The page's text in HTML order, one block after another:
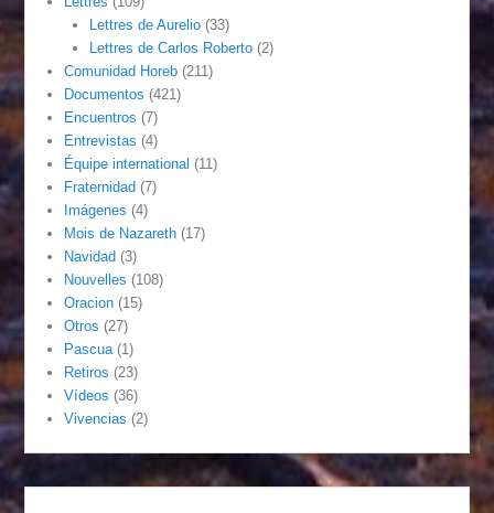
Lettres de Aurelio(33)
Lettres de Carlos Roberto(2)
Comunidad Horeb (211)
Documentos (421)
Encuentros (7)
Entrevistas (4)
Équipe international (11)
Fraternidad (7)
Imágenes (4)
Mois de Nazareth (17)
Navidad (3)
Nouvelles (108)
Oracion (15)
Otros (27)
Pascua (1)
Retiros (23)
Vídeos (36)
Vivencias (2)